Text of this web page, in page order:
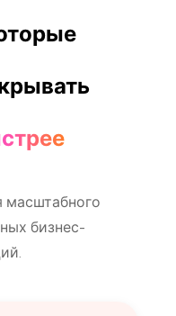
масштабного
бизнес-